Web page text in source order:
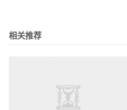
相关推荐